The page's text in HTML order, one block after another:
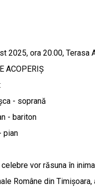
2025, ora 20.00, Terasa
ACOPERIȘ
- soprană
- bariton
pian
vor răsuna în
Române din